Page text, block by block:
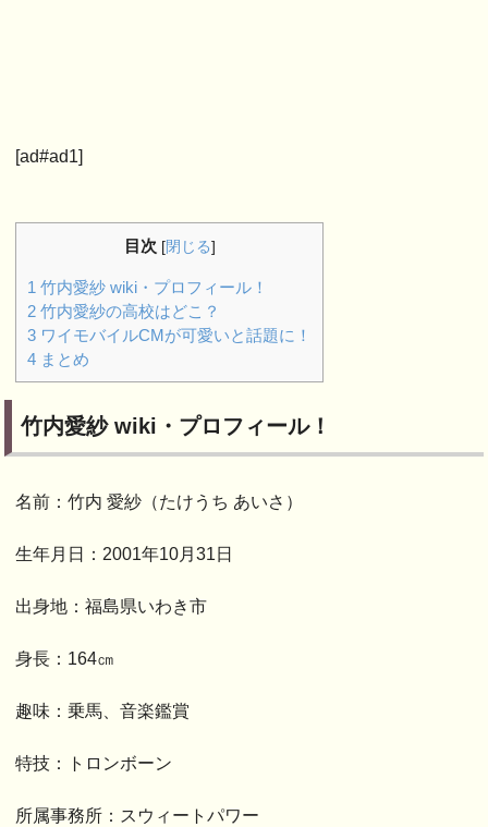
[ad#ad1]
目次 [閉じる]
1 竹内愛紗 wiki・プロフィール！
2 竹内愛紗の高校はどこ？
3 ワイモバイルCMが可愛いと話題に！
4 まとめ
竹内愛紗 wiki・プロフィール！
名前：竹内 愛紗（たけうち あいさ）
生年月日：2001年10月31日
出身地：福島県いわき市
身長：164㎝
趣味：乗馬、音楽鑑賞
特技：トロンボーン
所属事務所：スウィートパワー